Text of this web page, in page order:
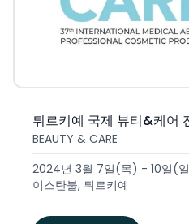
튀르키예 국제 뷰티&케어
BEAUTY & CARE
2024년 3월 7일(목) - 10일(
이스탄불, 튀르키예